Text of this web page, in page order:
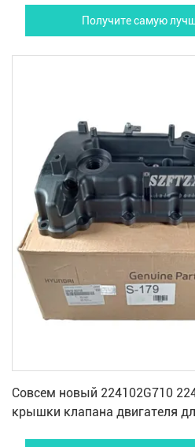
Получите самую
Совсем новый 224102G710
крышки клапана двигателя